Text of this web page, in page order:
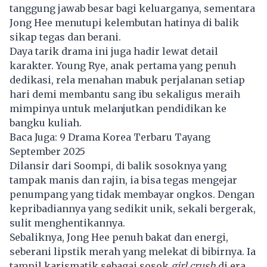
tanggung jawab besar bagi keluarganya, sementara
Jong Hee menutupi kelembutan hatinya di balik
sikap tegas dan berani.
Daya tarik drama ini juga hadir lewat detail
karakter. Young Rye, anak pertama yang penuh
dedikasi, rela menahan mabuk perjalanan setiap
hari demi membantu sang ibu sekaligus meraih
mimpinya untuk melanjutkan pendidikan ke
bangku kuliah.
Baca Juga: 9 Drama Korea Terbaru Tayang
September 2025
Dilansir dari Soompi, di balik sosoknya yang
tampak manis dan rajin, ia bisa tegas mengejar
penumpang yang tidak membayar ongkos. Dengan
kepribadiannya yang sedikit unik, sekali bergerak,
sulit menghentikannya.
Sebaliknya, Jong Hee penuh bakat dan energi,
seberani lipstik merah yang melekat di bibirnya. Ia